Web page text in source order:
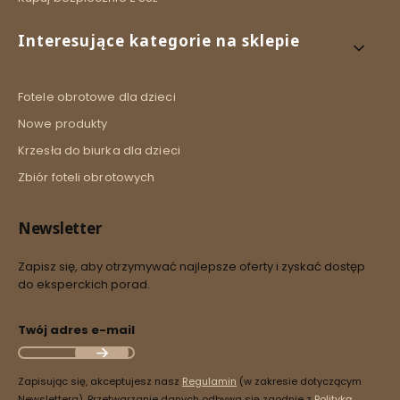
Interesujące kategorie na sklepie
Fotele obrotowe dla dzieci
Nowe produkty
Krzesła do biurka dla dzieci
Zbiór foteli obrotowych
Newsletter
Zapisz się, aby otrzymywać najlepsze oferty i zyskać dostęp
do eksperckich porad.
Twój adres e-mail
Zapisując się, akceptujesz nasz Regulamin (w zakresie dotyczącym